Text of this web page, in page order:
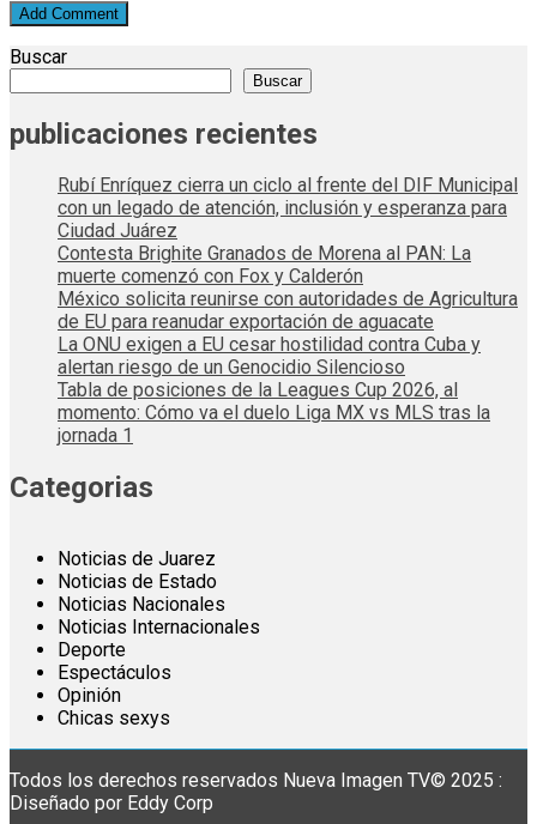
Buscar
Buscar
publicaciones recientes
Rubí Enríquez cierra un ciclo al frente del DIF Municipal
con un legado de atención, inclusión y esperanza para
Ciudad Juárez
Contesta Brighite Granados de Morena al PAN: La
muerte comenzó con Fox y Calderón
México solicita reunirse con autoridades de Agricultura
de EU para reanudar exportación de aguacate
La ONU exigen a EU cesar hostilidad contra Cuba y
alertan riesgo de un Genocidio Silencioso
Tabla de posiciones de la Leagues Cup 2026, al
momento: Cómo va el duelo Liga MX vs MLS tras la
jornada 1
Categorias
Noticias de Juarez
Noticias de Estado
Noticias Nacionales
Noticias Internacionales
Deporte
Espectáculos
Opinión
Chicas sexys
Todos los derechos reservados Nueva Imagen TV© 2025 :
Diseñado por Eddy Corp